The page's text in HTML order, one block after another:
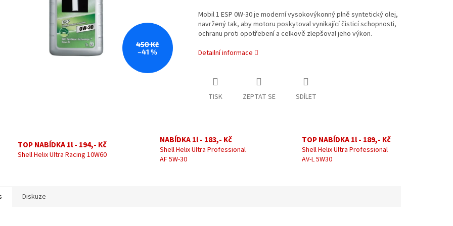
450 Kč
–41 %
Mobil 1 ESP 0W-30 je moderní vysokovýkonný plně syntetický olej,
navržený tak, aby motoru poskytoval vynikající čisticí schopnosti,
ochranu proti opotřebení a celkově zlepšoval jeho výkon.
Detailní informace
TISK ZEPTAT SE SDÍLET
TOP NABÍDKA 1l - 194,- Kč
Shell Helix Ultra Racing 10W60
NABÍDKA 1l - 183,- Kč
Shell Helix Ultra Professional
AF 5W-30
TOP NABÍDKA 1l - 189,- Kč
Shell Helix Ultra Professional
AV-L 5W30
Diskuze